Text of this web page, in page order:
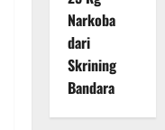
Narkoba
dari
Skrining
Bandara